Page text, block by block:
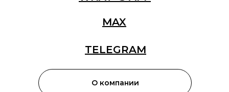
О компании
MAX
TELEGRAM